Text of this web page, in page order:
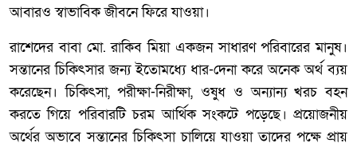
আবারও স্বাভাবিক জীবনে ফিরে যাওয়া।
রাশেদের বাবা মো. রাকিব মিয়া একজন সাধারণ পরিবারের মানুষ।
সন্তানের চিকিৎসার জন্য ইতোমধ্যে ধার-দেনা করে অনেক অর্থ ব্যয়
করেছেন। চিকিৎসা, পরীক্ষা-নিরীক্ষা, ওষুধ ও অন্যান্য খরচ বহন
করতে গিয়ে পরিবারটি চরম আর্থিক সংকটে পড়েছে। প্রয়োজনীয়
অর্থের অভাবে সন্তানের চিকিৎসা চালিয়ে যাওয়া তাদের পক্ষে প্রায়